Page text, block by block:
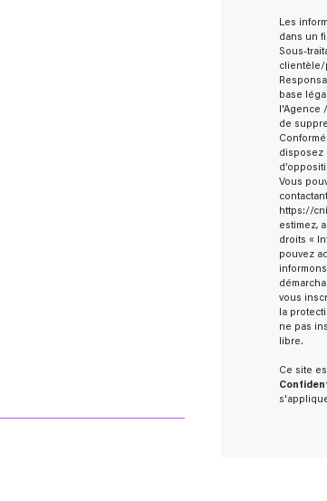
Les
dans un
Sous-
clientèle/
base
l'Agence
de
disposez
Vous
https://
estimez,
droits «
pouvez
vous
la
ne pas
libre.
Ce site